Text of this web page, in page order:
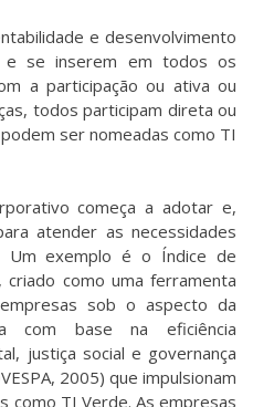
e desenvolvimento
e se inserem em todos os
a participação ou ativa ou
todos participam direta ou
ser nomeadas como TI
começa a adotar e,
atender as necessidades
Um exemplo é o Índice de
criado como uma ferramenta
sob o aspecto da
com base na eficiência
justiça social e governança
2005) que impulsionam
como TI Verde. As empresas